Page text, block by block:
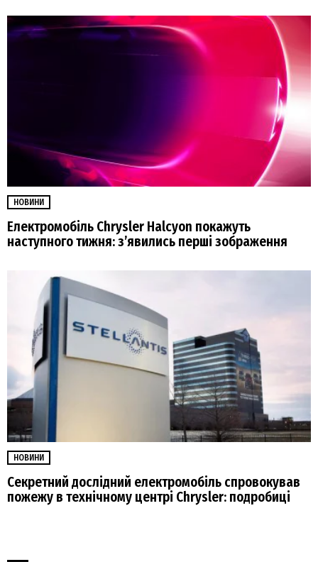
НОВИНИ
Електромобіль Chrysler Halcyon покажуть
наступного тижня: з’явились перші зображення
НОВИНИ
Секретний дослідний електромобіль спровокував
пожежу в технічному центрі Chrysler: подробиці